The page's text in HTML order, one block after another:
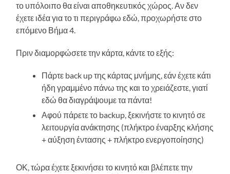
το υπόλοιπο θα είναι αποθηκευτικός χώρος. Αν δεν
έχετε ιδέα για το τι περιγράφω εδώ, προχωρήστε στο
επόμενο Βήμα 4.
Πριν διαμορφώσετε την κάρτα, κάντε το εξής:
Πάρτε back up της κάρτας μνήμης, εάν έχετε κάτι
ήδη γραμμένο πάνω της και το χρειάζεστε, γιατί
εδώ θα διαγράψουμε τα πάντα!
Αφού πάρετε το backup, ξεκινήστε το κινητό σε
λειτουργία ανάκτησης (πλήκτρο έναρξης κλήσης
+ αύξηση έντασης + πλήκτρο ενεργοποίησης)
ΟΚ, τώρα έχετε ξεκινήσει το κινητό και βλέπετε την